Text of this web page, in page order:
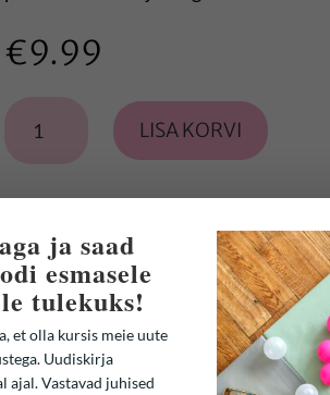
€9.99
kogus
LISA KORVI
ja saad
esmasele
tulekuks!
et olla kursis meie uute
Uudiskirja
ajal. Vastavad juhised